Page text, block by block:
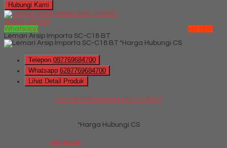
Hubungi Kami
QUICK ORDER
Whatsapp
via SMS
Lemari Arsip Importa SC-C18 BT
*Harga Hubungi CS
Telepon 087769684700
Whatsapp 6287769684700
Lihat Detail Produk
Lemari Arsip Importa SC-C18 BT
*Harga Hubungi CS
Info Bank